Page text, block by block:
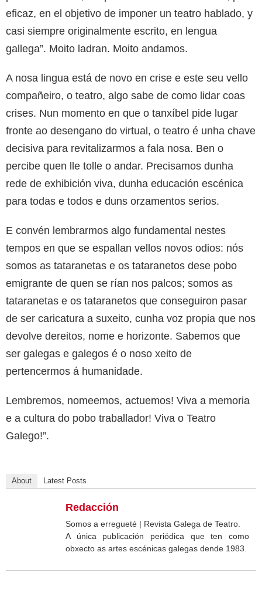
eficaz, en el objetivo de imponer un teatro hablado, y
casi siempre originalmente escrito, en lengua
gallega”. Moito ladran. Moito andamos.
A nosa lingua está de novo en crise e este seu vello
compañeiro, o teatro, algo sabe de como lidar coas
crises. Nun momento en que o tanxíbel pide lugar
fronte ao desengano do virtual, o teatro é unha chave
decisiva para revitalizarmos a fala nosa. Ben o
percibe quen lle tolle o andar. Precisamos dunha
rede de exhibición viva, dunha educación escénica
para todas e todos e duns orzamentos serios.
E convén lembrarmos algo fundamental nestes
tempos en que se espallan vellos novos odios: nós
somos as tataranetas e os tataranetos dese pobo
emigrante de quen se rían nos palcos; somos as
tataranetas e os tataranetos que conseguiron pasar
de ser caricatura a suxeito, cunha voz propia que nos
devolve dereitos, nome e horizonte. Sabemos que
ser galegas e galegos é o noso xeito de
pertencermos á humanidade.
Lembremos, nomeemos, actuemos! Viva a memoria
e a cultura do pobo traballador! Viva o Teatro
Galego!”.
About Latest Posts
Redacción
Somos a erregueté | Revista Galega de Teatro.
A única publicación periódica que ten como
obxecto as artes escénicas galegas dende 1983.